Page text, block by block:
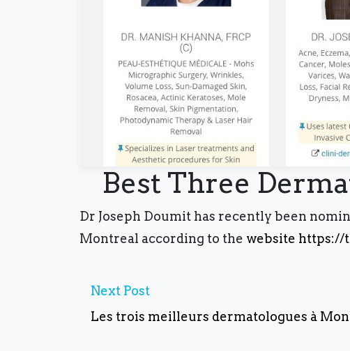
Best Three
Dr Joseph Doumit has recently been
Montreal according to the website https://
Post
navigation
Next PostNext
Les trois meilleurs dermatologues à